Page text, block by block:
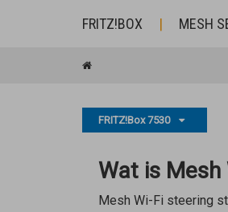
FRITZ!BOX MESH
FRITZ!Box 7530
Wat is Mesh
Mesh Wi-Fi steering